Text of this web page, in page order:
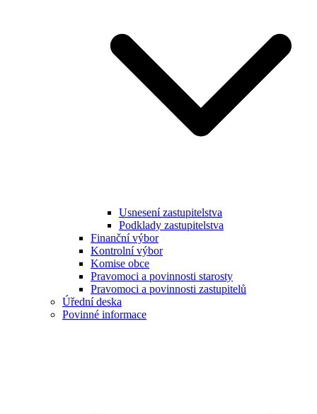
Usnesení zastupitelstva
Podklady zastupitelstva
Finanční výbor
Kontrolní výbor
Komise obce
Pravomoci a povinnosti starosty
Pravomoci a povinnosti zastupitelů
Úřední deska
Povinné informace